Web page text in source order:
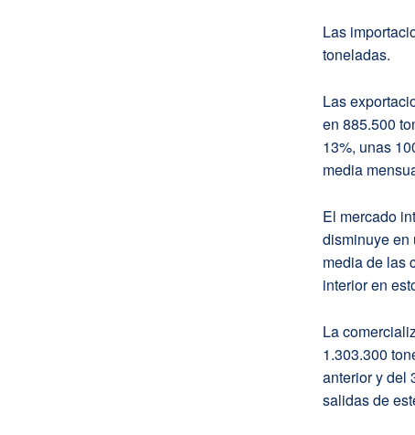
Las
toneladas.
Las
en 885.500
13%, unas
media
El mercado
disminuye en
media de las
interior en
La
1.303.300
anterior y del
salidas de